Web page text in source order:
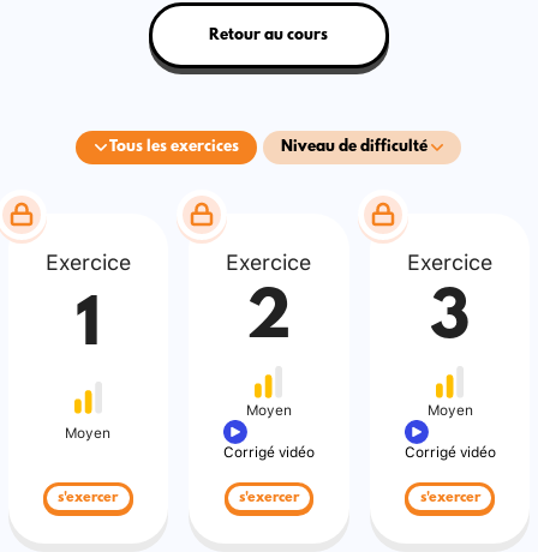
Tous les exercices Niveau de difficulté
Retour au cours
Exercice
1
Moyen
s'exercer
Exercice
2
Moyen
Corrigé vidéo
s'exercer
Exercice
3
Moyen
Corrigé vidéo
s'exercer